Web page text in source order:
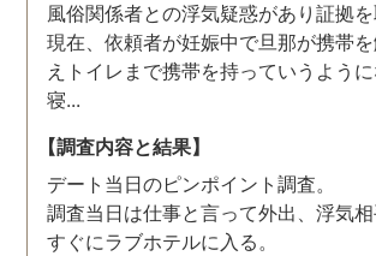
風俗関係者との浮気疑惑があり証拠
現在、依頼者が妊娠中で旦那が携帯
えトイレまで携帯を持っていうように
寝...
【調査内容と結果】
デート当日のピンポイント調査。
調査当日は仕事と言って外出、浮気
すぐにラブホテルに入る。